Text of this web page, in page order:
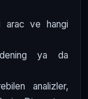
arac ve hangi
ya da
analizler,